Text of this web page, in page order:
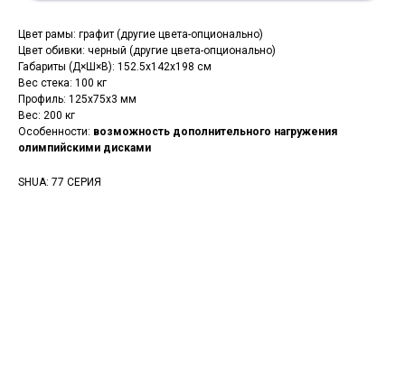
Цвет рамы: графит (другие цвета-опционально)
Цвет обивки: черный (другие цвета-опционально)
Габариты (Д×Ш×В): 152.5x142x198 см
Вес стека: 100 кг
Профиль: 125х75х3 мм
Вес: 200 кг
Особенности: возможность дополнительного нагружения
олимпийскими дисками
SHUA: 77 СЕРИЯ